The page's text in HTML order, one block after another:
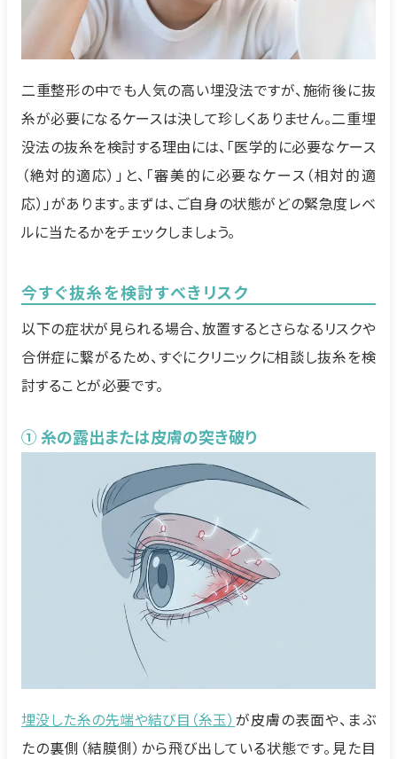
二重整形の中でも人気の高い埋没法ですが、施術後に抜
糸が必要になるケースは決して珍しくありません。二重埋
没法の抜糸を検討する理由には、「医学的に必要なケース
（絶対的適応）」と、「審美的に必要なケース（相対的適
応）」があります。まずは、ご自身の状態がどの緊急度レベ
ルに当たるかをチェックしましょう。
今すぐ抜糸を検討すべきリスク
以下の症状が見られる場合、放置するとさらなるリスクや
合併症に繋がるため、すぐにクリニックに相談し抜糸を検
討することが必要です。
① 糸の露出または皮膚の突き破り
埋没した糸の先端や結び目（糸玉） が皮膚の表面や、まぶ
たの裏側（結膜側）から飛び出している状態です。見た目